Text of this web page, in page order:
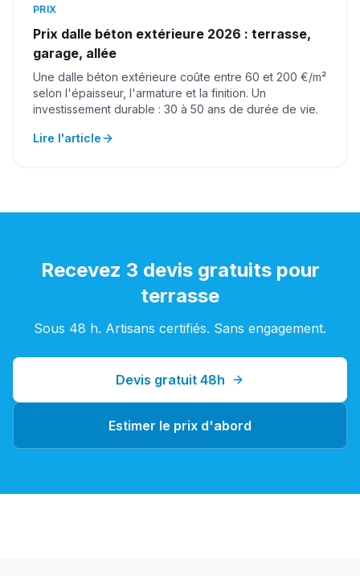
PRIX
Prix dalle béton extérieure 2026 : terrasse,
garage, allée
Une dalle béton extérieure coûte entre 60 et 200 €/m²
selon l'épaisseur, l'armature et la finition. Un
investissement durable : 30 à 50 ans de durée de vie.
Lire l'article
Recevez 3 devis gratuits pour
terrasse
Sous 48 h. Artisans certifiés. Sans engagement.
Devis gratuit 48h
Estimer le prix d'abord